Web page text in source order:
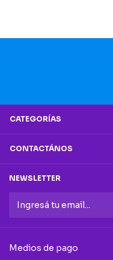
CATEGORÍAS
CONTACTÁNOS
NEWSLETTER
Medios de pago